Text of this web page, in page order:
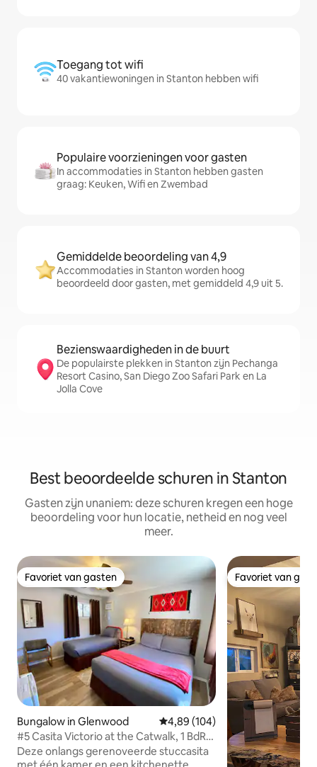
Toegang tot wifi
40 vakantiewoningen in Stanton hebben wifi
Populaire voorzieningen voor gasten
In accommodaties in Stanton hebben gasten
graag: Keuken, Wifi en Zwembad
Gemiddelde beoordeling van 4,9
Accommodaties in Stanton worden hoog
beoordeeld door gasten, met gemiddeld 4,9 uit 5.
Bezienswaardigheden in de buurt
De populairste plekken in Stanton zijn Pechanga
Resort Casino, San Diego Zoo Safari Park en La
Jolla Cove
Best beoordeelde schuren in Stanton
Gasten zijn unaniem: deze schuren kregen een hoge
beoordeling voor hun locatie, netheid en nog veel
meer.
Favoriet van gasten
Favoriet van gasten
Bungalow in Glenwood Gemiddelde beoordeling van
4,89 (104)
#5 Casita Victorio at the Catwalk, 1 BdRm
Casita Kitchentte
Deze onlangs gerenoveerde stuccasita
Favoriet van
Favoriet van